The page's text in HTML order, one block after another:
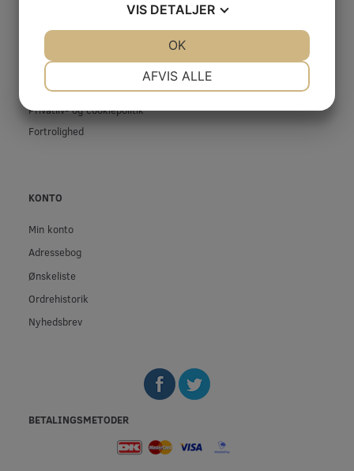
Betingelser & Vilkår
Fortrydelsesret
Privatliv- og cookiepolitik
Fortrolighed
KONTO
Min konto
Adressebog
Ønskeliste
Ordrehistorik
Nyhedsbrev
BETALINGSMETODER
VIS DETALJER
AFVIS ALLE
OK